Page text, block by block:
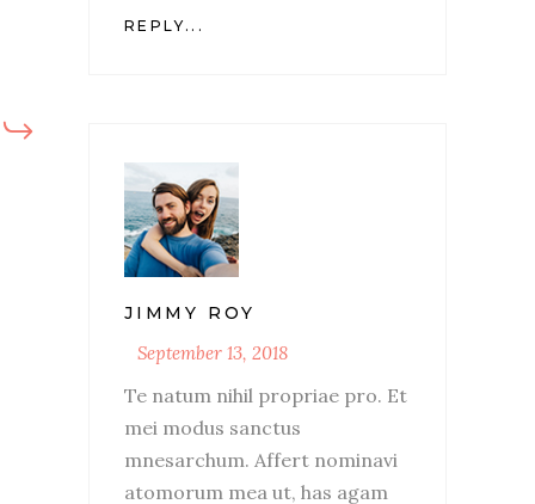
REPLY...
JIMMY ROY
September 13, 2018
Te natum nihil propriae pro. Et
mei modus sanctus
mnesarchum. Affert nominavi
atomorum mea ut, has agam